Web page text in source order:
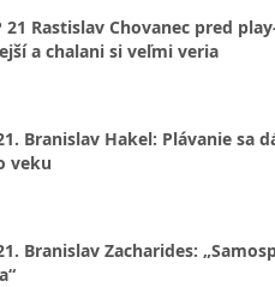
21 Rastislav Chovanec pred
a chalani si veľmi veria
Branislav Hakel: Plávanie sa
veku
Branislav Zacharides: